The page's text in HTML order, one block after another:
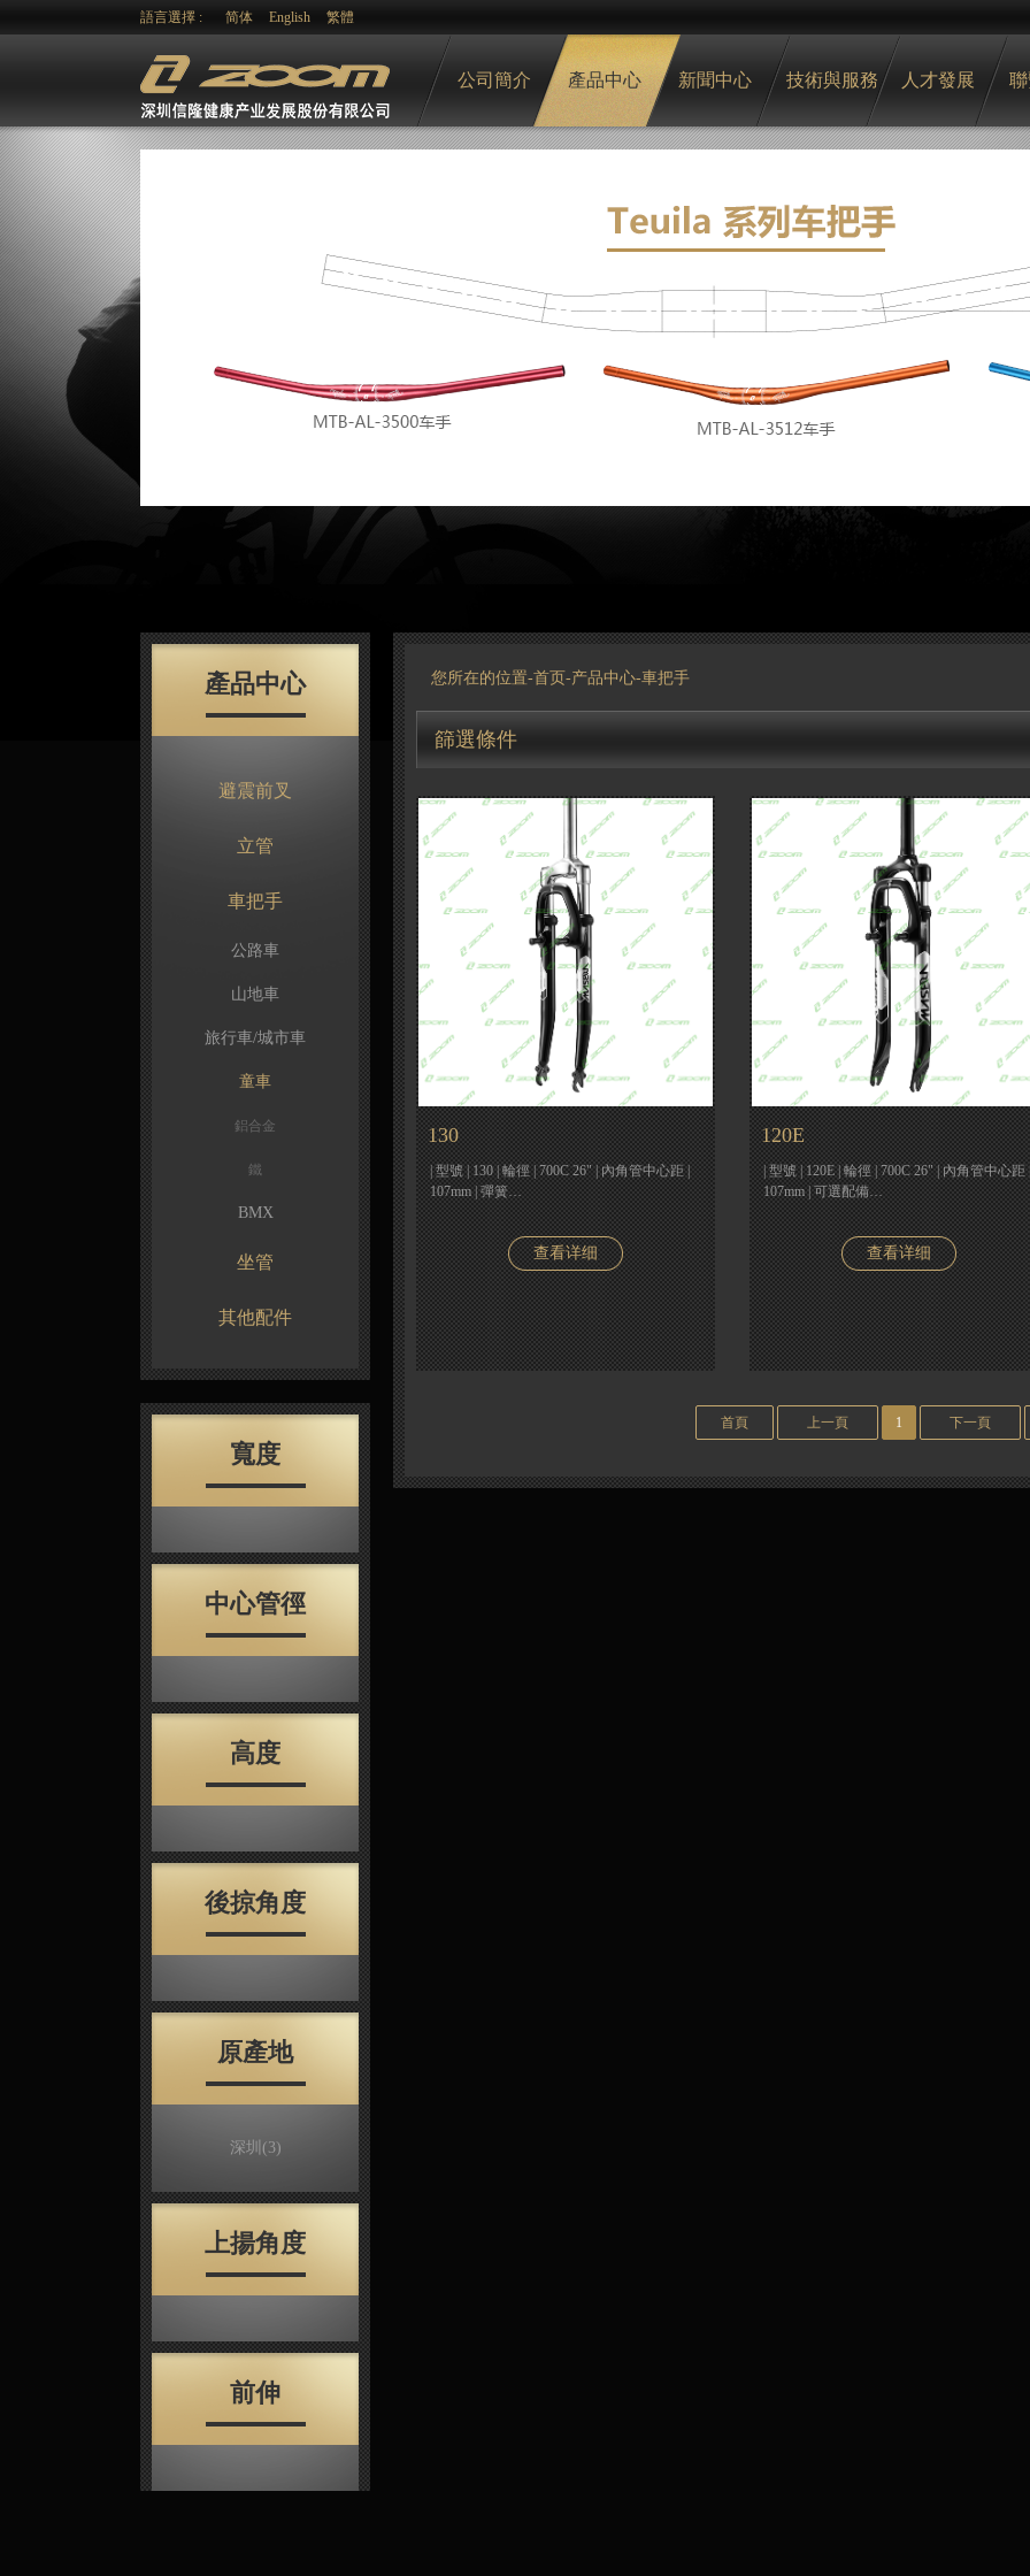
語言選擇 : 简体 English 繁體
公司簡介 產品中心 新聞中心 技術與服務 人才發展
產品中心
避震前叉
立管
車把手
公路車
山地車
旅行車/城市車
童車
鋁合金
鐵
BMX
坐管
其他配件
寬度
中心管徑
高度
後掠角度
原產地
深圳 (3)
上揚角度
前伸
您所在的位置-首页 -产品中心-車把手
篩選條件
130
| 型號 | 130 | 輪徑 | 700C 26" | 內角管中心距 |
107mm | 彈簧…
查看详细
120E
| 型號 | 120E | 輪徑 | 700C 26" | 內角管中心距 |
107mm | 可選配備…
查看详细
首頁 上一頁 1 下一頁